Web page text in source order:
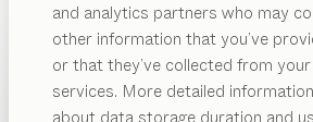
and analytics partners who may
other information that you’ve
or that they’ve collected from
services. More detailed
Vorgeschlagene
PRODUKTE
INSPIRATION
LISTE
KARTE